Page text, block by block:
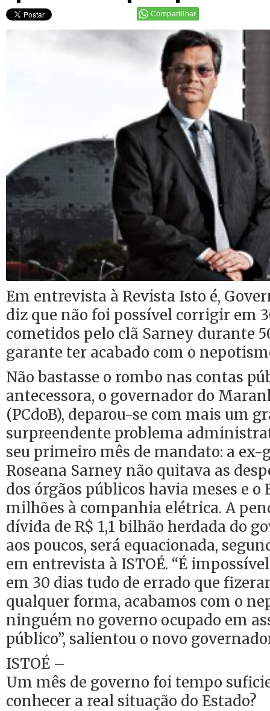
Compartilhar
Em entrevista à Revista Isto é,
diz que não foi possível corrigir em
cometidos pelo clã Sarney durante
garante ter acabado com o
Não bastasse o rombo nas contas
antecessora, o governador do
(PCdoB), deparou-se com mais um
surpreendente problema
seu primeiro mês de mandato: a ex-
Roseana Sarney não quitava as
dos órgãos públicos havia meses e o
milhões à companhia elétrica. A
dívida de R$ 1,1 bilhão herdada do
aos poucos, será equacionada,
em entrevista à ISTOÉ. “É
em 30 dias tudo de errado que
qualquer forma, acabamos com o
ninguém no governo ocupado em
público”, salientou o novo
ISTOÉ –
Um mês de governo foi tempo
conhecer a real situação do Estado?